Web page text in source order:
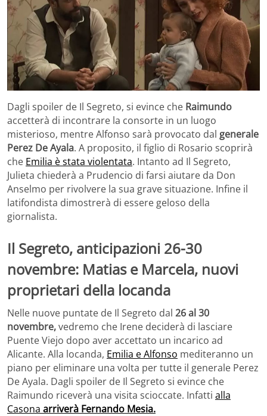
Dagli spoiler de Il Segreto, si evince che Raimundo
accetterà di incontrare la consorte in un luogo
misterioso, mentre Alfonso sarà provocato dal generale
Perez De Ayala. A proposito, il figlio di Rosario scoprirà
che Emilia è stata violentata. Intanto ad Il Segreto,
Julieta chiederà a Prudencio di farsi aiutare da Don
Anselmo per rivolvere la sua grave situazione. Infine il
latifondista dimostrerà di essere geloso della
giornalista.
Il Segreto, anticipazioni 26-30
novembre: Matias e Marcela, nuovi
proprietari della locanda
Nelle nuove puntate de Il Segreto dal 26 al 30
novembre,vedremo che Irene deciderà di lasciare
Puente Viejo dopo aver accettato un incarico ad
Alicante. Alla locanda, Emilia e Alfonso mediteranno un
piano per eliminare una volta per tutte il generale Perez
De Ayala. Dagli spoiler de Il Segreto si evince che
Raimundo riceverà una visita scioccate. Infatti alla
Casona arriverà Fernando Mesia.